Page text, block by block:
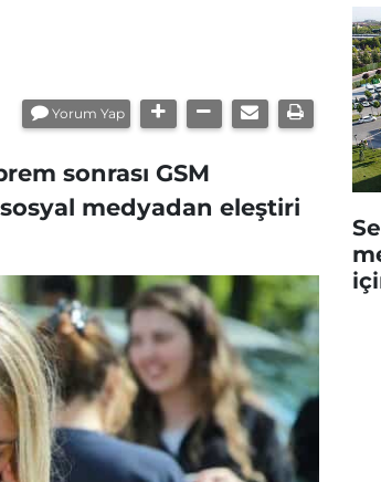
Yorum Yap
sonrası GSM
medyadan eleştiri